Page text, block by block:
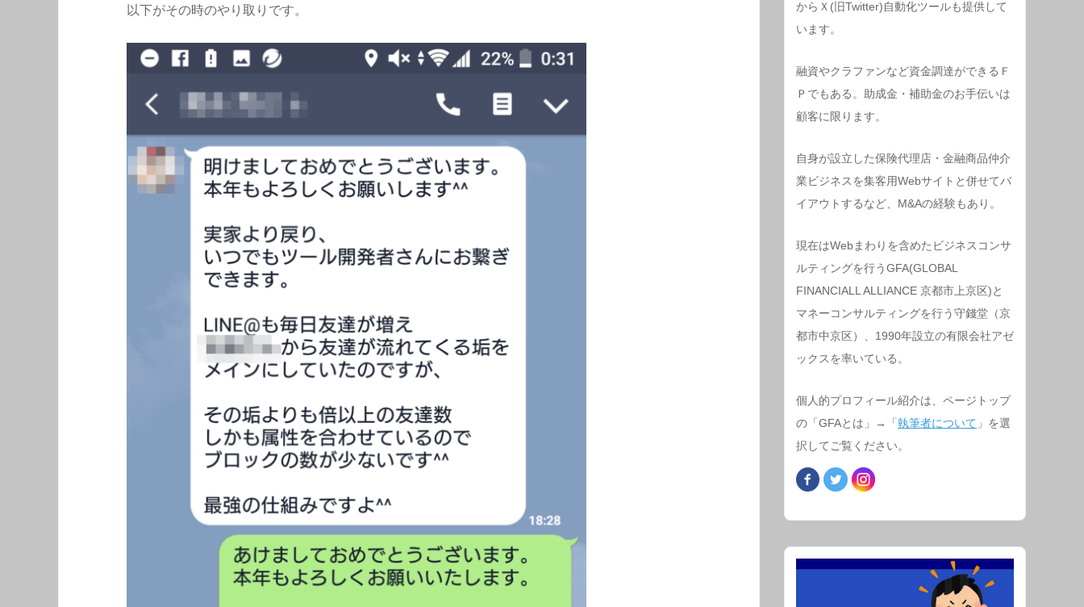
以下がその時のやり取りです。
からＸ(旧Twitter)自動化ツールも提供して
います。
融資やクラファンなど資金調達ができるＦ
Ｐでもある。助成金・補助金のお手伝いは
顧客に限ります。
自身が設立した保険代理店・金融商品仲介
業ビジネスを集客用Webサイトと併せてバ
イアウトするなど、M&Aの経験もあり。
現在はWebまわりを含めたビジネスコンサ
ルティングを行うGFA(GLOBAL
FINANCIALL ALLIANCE 京都市上京区)と
マネーコンサルティングを行う守錢堂（京
都市中京区）、1990年設立の有限会社アゼ
ックスを率いている。
個人的プロフィール紹介は、ページトップ
の「GFAとは」→「 執筆者について 」を選
択してご覧ください。